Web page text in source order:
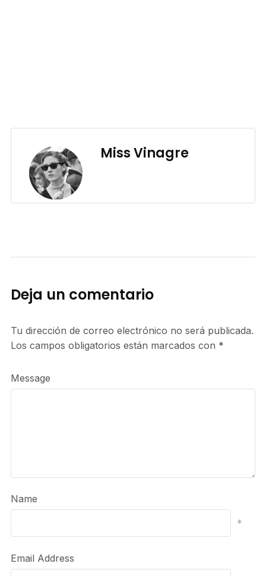
Miss Vinagre
Deja un comentario
Tu dirección de correo electrónico no será publicada.
Los campos obligatorios están marcados con *
Message
Name
*
Email Address